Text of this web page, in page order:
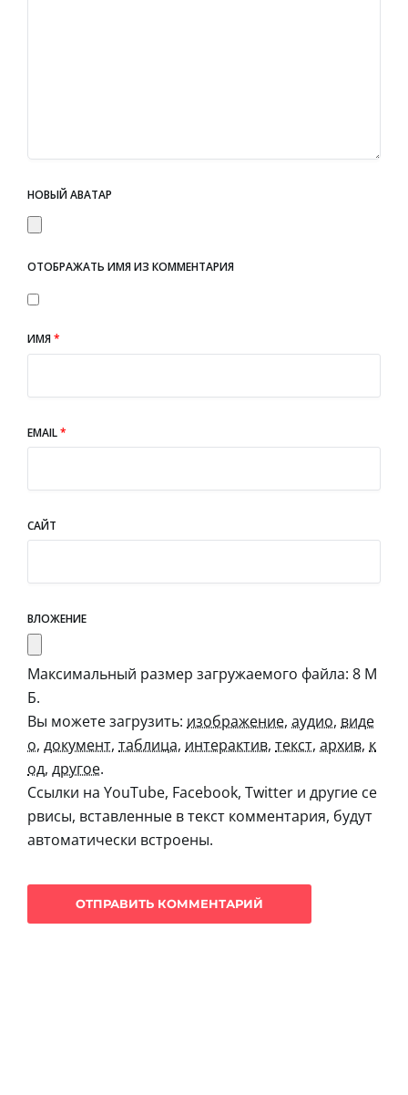
НОВЫЙ АВАТАР
ОТОБРАЖАТЬ ИМЯ ИЗ КОММЕНТАРИЯ
ИМЯ*
EMAIL*
САЙТ
ВЛОЖЕНИЕ
Максимальный размер загружаемого файла: 8 М
Б.
Вы можете загрузить: изображение, аудио, виде
о, документ, таблица, интерактив, текст, архив, к
од, другое.
Ссылки на YouTube, Facebook, Twitter и другие се
рвисы, вставленные в текст комментария, будут
автоматически встроены.